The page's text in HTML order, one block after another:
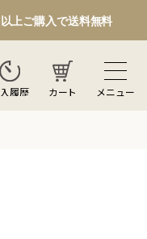
上ご購入で送料無料
履歴 カート メニュー